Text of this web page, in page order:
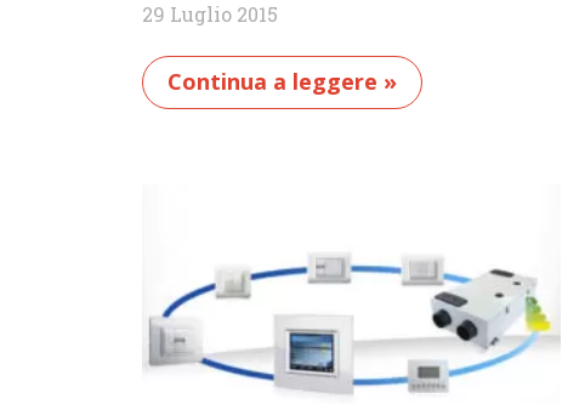
29 Luglio 2015
Continua a leggere »